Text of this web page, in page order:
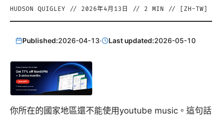
HUDSON QUIGLEY // 2026年4月13日 // 2 MIN // [ ZH-TW
Published:2026-04-13· Last updated:2026-05-10
你所在的國家地區還不能使用youtube music。這句話